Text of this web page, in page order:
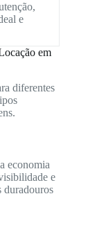
e
em
diferentes
economia
e
duradouros